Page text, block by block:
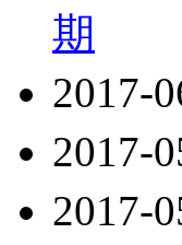
期
2017-
2017-
2017-